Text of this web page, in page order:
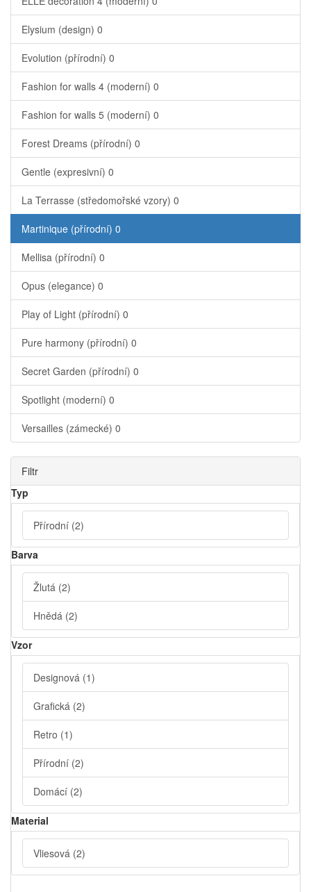
Elysium (design) 0
Evolution (přírodní) 0
Fashion for walls 4 (moderní) 0
Fashion for walls 5 (moderní) 0
Forest Dreams (přírodní) 0
Gentle (expresivní) 0
La Terrasse (středomořské vzory) 0
Martinique (přírodní) 0
Mellisa (přírodní) 0
Opus (elegance) 0
Play of Light (přírodní) 0
Pure harmony (přírodní) 0
Secret Garden (přírodní) 0
Spotlight (moderní) 0
Versailles (zámecké) 0
Filtr
Typ
Přírodní (2)
Barva
Žlutá (2)
Hnědá (2)
Vzor
Designová (1)
Grafická (2)
Retro (1)
Přírodní (2)
Domácí (2)
Material
Vliesová (2)